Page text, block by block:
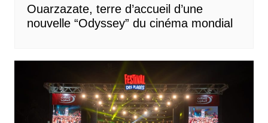
Ouarzazate, terre d’accueil d’une
nouvelle “Odyssey” du cinéma mondial